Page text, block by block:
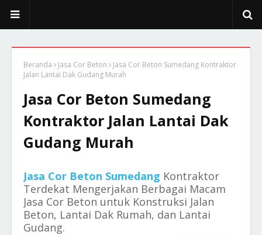
Beranda Jasa Cor Beton
Jasa Cor Beton Sumedang Kontraktor
Jalan Lantai Dak Gudang Murah
Jasa Cor Beton Sumedang
Kontraktor Jalan Lantai Dak
Gudang Murah
Jasa Cor Beton Sumedang Kontraktor
Terdekat Mengerjakan Berbagai Macam
Jasa Cor Beton untuk Konstruksi Jalan
Beton, Lantai Dak Rumah, dan Lantai
Gudang.